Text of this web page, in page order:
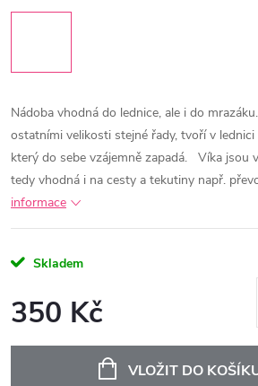
Nádoba vhodná do lednice, ale i do
ostatními velikosti stejné řady, tvoří v
který do sebe vzájemně zapadá.
Víka jsou
tedy vhodná i na cesty a tekutiny např.
informace
Skladem
350 Kč
VLOŽIT DO